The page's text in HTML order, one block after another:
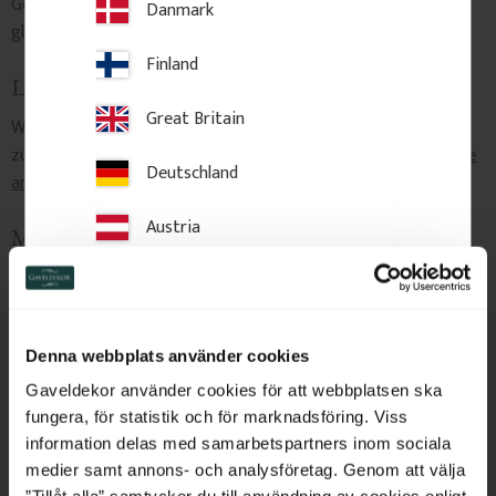
Denna webbplats använder cookies
Gaveldekor använder cookies för att webbplatsen ska
fungera, för statistik och för marknadsföring. Viss
information delas med samarbetspartners inom sociala
medier samt annons- och analysföretag. Genom att välja
glatte Wände strukturiert werden sollen.
Längere Längen
Wenn Sie die Leiste lieber als Meterware kaufen und selbst
zuschneiden möchten, finden Sie sie hier:
Leiste als Meterware
ansehen
Musterstücke
Kaufen Sie ein
Danmark
Finland
Great Britain
Deutschland
Austria
Belgium
France